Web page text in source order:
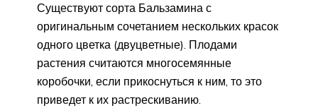
Существуют сорта Бальзамина с
оригинальным сочетанием нескольких красок
одного цветка (двуцветные). Плодами
растения считаются многосемянные
коробочки, если прикоснуться к ним, то это
приведет к их растрескиванию.